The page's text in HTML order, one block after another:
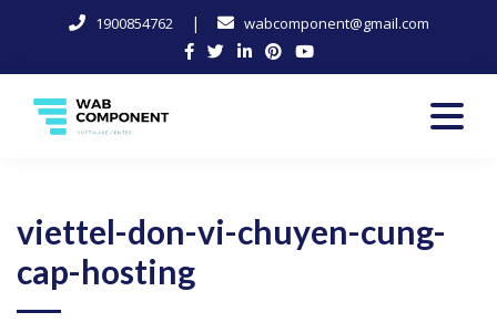
1900854762 | wabcomponent@gmail.com
content
viettel-don-vi-chuyen-cung-
cap-hosting